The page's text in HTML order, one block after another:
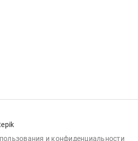
и конфиденциальности